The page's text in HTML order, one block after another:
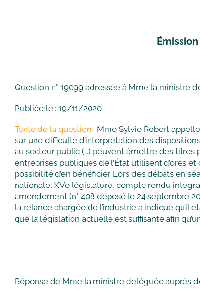
Question n° 19099 adressée à Mme la
Publiée le : 19/11/2020
Texte de la question : Mme Sylvie Robert
sur une difficulté d’interprétation des
au secteur public (…) peuvent émettre des titres
entreprises publiques de l’État utilisent d’ores
possibilité d’en bénéficier. Lors des débats en
nationale, XVe législature, compte rendu
amendement (n° 408 déposé le 24 septembre
la relance chargée de l’industrie a indiqué qu’il
que la législation actuelle est suffisante afin
Réponse de Mme la ministre déléguée auprès